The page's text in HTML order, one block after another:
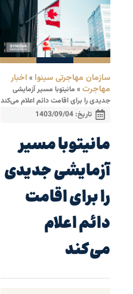
سازمان مهاجرتی سینوا » اخبار
مهاجرت » مانیتوبا مسیر آزمایشی
جدیدی را برای اقامت دائم اعلام می‌کند
تاریخ:1403/09/04
مانیتوبا مسیر
آزمایشی جدیدی
را برای اقامت
دائم اعلام
می‌کند